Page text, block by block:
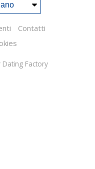
Contatti
Factory